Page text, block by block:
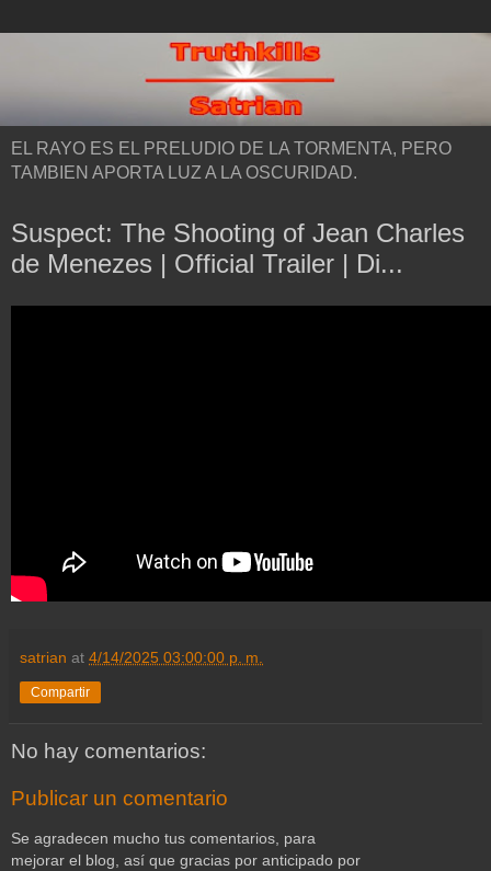
EL RAYO ES EL PRELUDIO DE LA TORMENTA, PERO
TAMBIEN APORTA LUZ A LA OSCURIDAD.
Suspect: The Shooting of Jean Charles
de Menezes | Official Trailer | Di...
satrian at 4/14/2025 03:00:00 p. m.
Compartir
No hay comentarios:
Publicar un comentario
Se agradecen mucho tus comentarios, para
mejorar el blog, así que gracias por anticipado por